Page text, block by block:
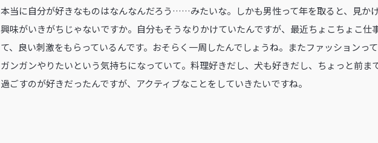
本当に自分が好きなものはなんなんだろう……みたいな。しかも男性って年を取ると、見か
興味がいきがちじゃないですか。自分もそうなりかけていたんですが、最近ちょこちょこ仕
て、良い刺激をもらっているんです。おそらく一周したんでしょうね。またファッションっ
ガンガンやりたいという気持ちになっていて。料理好きだし、犬も好きだし、ちょっと前ま
過ごすのが好きだったんですが、アクティブなことをしていきたいですね。